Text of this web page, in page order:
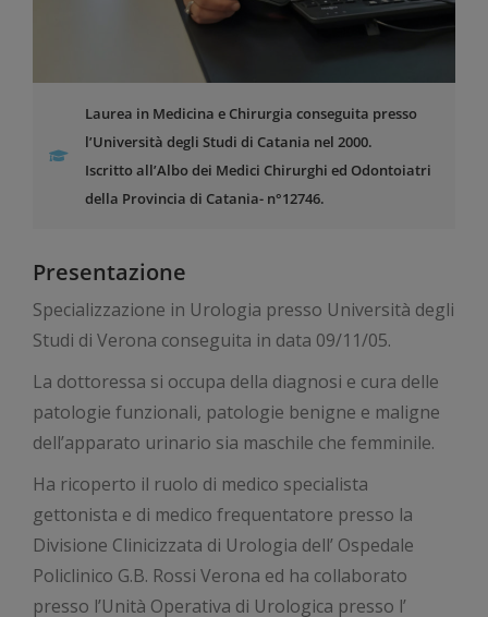
Laurea in Medicina e Chirurgia conseguita presso
l’Università degli Studi di Catania nel 2000.
Iscritto all’Albo dei Medici Chirurghi ed Odontoiatri
della Provincia di Catania- n°12746.
Presentazione
Specializzazione in Urologia presso Università degli
Studi di Verona conseguita in data 09/11/05.
La dottoressa si occupa della diagnosi e cura delle
patologie funzionali, patologie benigne e maligne
dell’apparato urinario sia maschile che femminile.
Ha ricoperto il ruolo di medico specialista
gettonista e di medico frequentatore presso la
Divisione Clinicizzata di Urologia dell’ Ospedale
Policlinico G.B. Rossi Verona ed ha collaborato
presso l’Unità Operativa di Urologica presso l’